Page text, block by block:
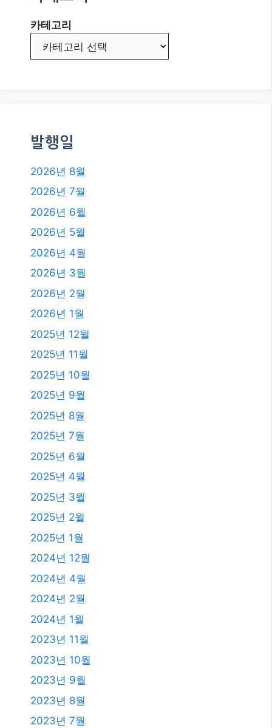
카테고리
발행일
2026년 8월
2026년 7월
2026년 6월
2026년 5월
2026년 4월
2026년 3월
2026년 2월
2026년 1월
2025년 12월
2025년 11월
2025년 10월
2025년 9월
2025년 8월
2025년 7월
2025년 6월
2025년 4월
2025년 3월
2025년 2월
2025년 1월
2024년 12월
2024년 4월
2024년 2월
2024년 1월
2023년 11월
2023년 10월
2023년 9월
2023년 8월
2023년 7월